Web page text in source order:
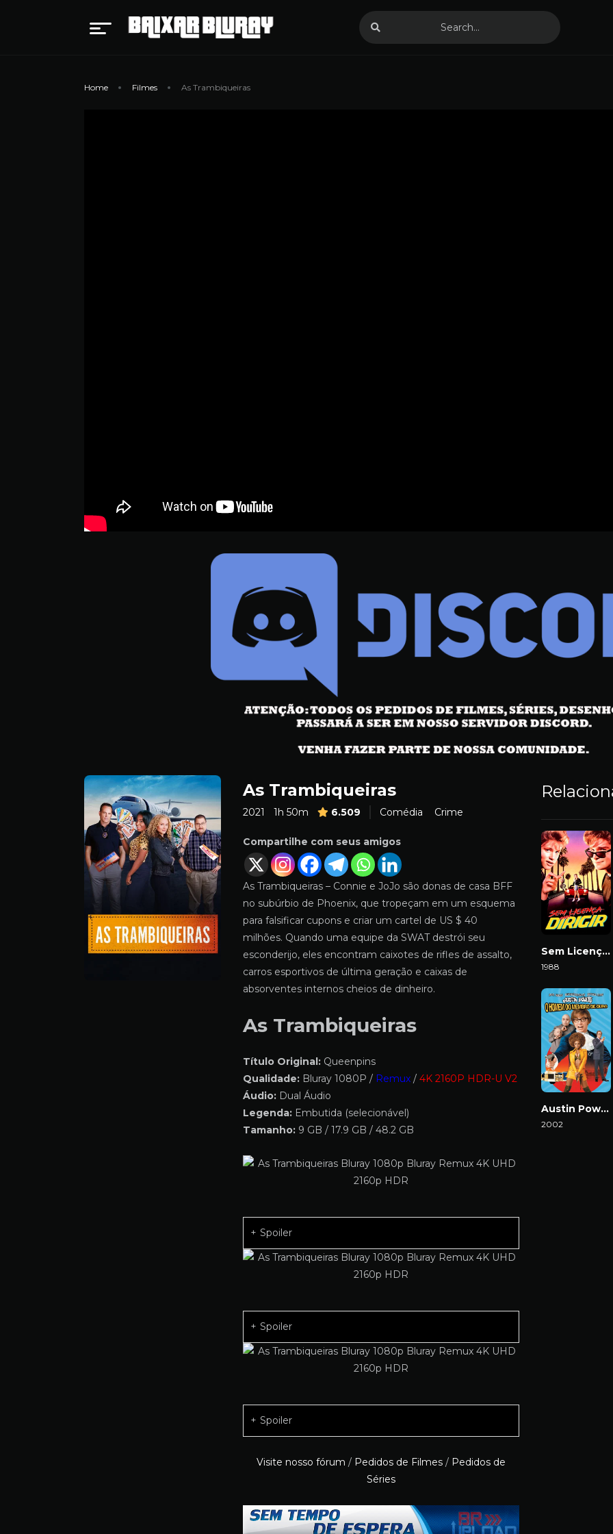
Home Filmes As Trambiqueiras
As Trambiqueiras
2021 1h 50m 6.509 Comédia Crime
Compartilhe com seus amigos
As Trambiqueiras – Connie e JoJo são donas de casa BFF
no subúrbio de Phoenix, que tropeçam em um esquema
para falsificar cupons e criar um cartel de US $ 40
milhões. Quando uma equipe da SWAT destrói seu
esconderijo, eles encontram caixotes de rifles de assalto,
carros esportivos de última geração e caixas de
absorventes internos cheios de dinheiro.
As Trambiqueiras
Título Original: Queenpins
Qualidade: Bluray 1080P / Remux / 4K 2160P HDR-U V2
Áudio: Dual Áudio
Legenda: Embutida (selecionável)
Tamanho: 9 GB / 17.9 GB / 48.2 GB
Spoiler
Spoiler
Spoiler
Visite nosso fórum / Pedidos de Filmes / Pedidos de
Séries
Sem Licença para Dirigir
1988
Austin Powers: O Homem do Membro de Ouro
2002